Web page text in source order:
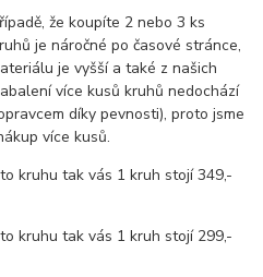
že koupíte 2 nebo 3 ks
je náročné po časové stránce,
je vyšší a také z našich
více kusů kruhů nedochází
díky pevnosti), proto jsme
více kusů.
kruhu tak vás 1 kruh stojí 349,-
kruhu tak vás 1 kruh stojí 299,-